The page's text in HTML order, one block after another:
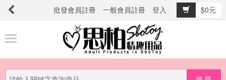
批發會員註冊 一般會員註冊 登入
$0元
品